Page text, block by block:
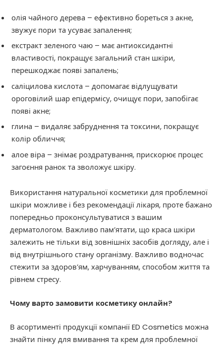
олія чайного дерева – ефективно бореться з акне,
звужує пори та усуває запалення;
екстракт зеленого чаю – має антиоксидантні
властивості, покращує загальний стан шкіри,
перешкоджає появі запалень;
саліцилова кислота – допомагає відлущувати
ороговілий шар епідермісу, очищує пори, запобігає
появі акне;
глина – видаляє забруднення та токсини, покращує
колір обличчя;
алое віра – знімає роздратування, прискорює процес
загоєння ранок та зволожує шкіру.
Використання натуральної косметики для проблемної
шкіри можливе і без рекомендації лікаря, проте бажано
попередньо проконсультуватися з вашим
дерматологом. Важливо пам’ятати, що краса шкіри
залежить не тільки від зовнішніх засобів догляду, але і
від внутрішнього стану організму. Важливо водночас
стежити за здоров’ям, харчуванням, способом життя та
рівнем стресу.
Чому варто замовити косметику онлайн?
В асортименті продукції компанії ED Cosmetics можна
знайти пінку для вмивання та крем для проблемної